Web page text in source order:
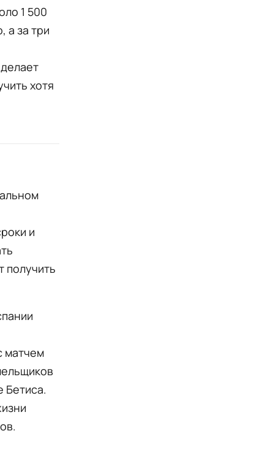
1 500
а за три
хотя
и
получить
матчем
Бетиса.